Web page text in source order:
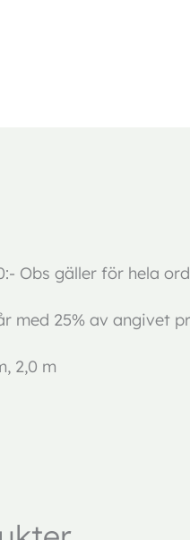
Obs gäller för hela
med 25% av angivet
2,0 m